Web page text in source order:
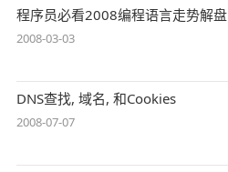
程序员必看2008编程语言走势解盘
2008-03-03
DNS查找, 域名, 和Cookies
2008-07-07